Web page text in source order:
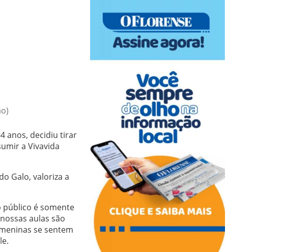
anos, decidiu tirar
a Vivavida
Galo, valoriza a
público é somente
aulas são
se sentem